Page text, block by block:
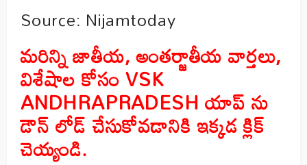
Source: Nijamtoday
మరిన్ని జాతీయ,అంతర్జాతీయ వార్తలు,
విశేషాల కోసంVSK
ANDHRAPRADESHయాప్ ను
డౌన్ లోడ్ చేసుకోవడానికి ఇక్కడ క్లిక్
చెయ్యండి.